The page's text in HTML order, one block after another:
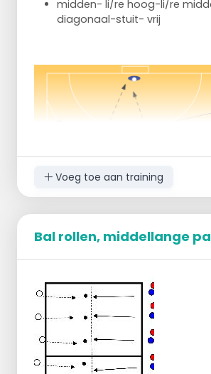
opdrukken.
planken
dan andere kan
conditie
tussen 2 pionnen
uitlopen / dat paar keer
midden- li/re hoog-li/re
diagonaal-stuit- vrij
Voeg toe aan training
Bal rollen, middellange